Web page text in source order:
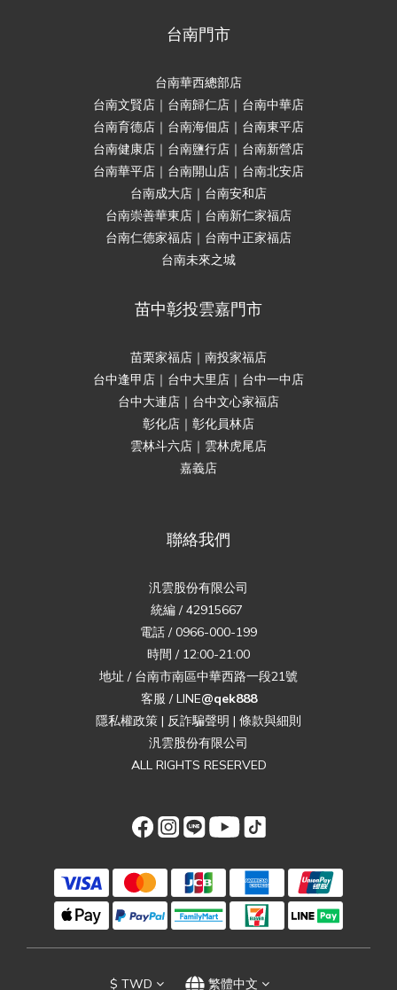
台南門市
台南華西總部店
台南文賢店｜台南歸仁店｜台南中華店
台南育德店｜台南海佃店｜台南東平店
台南健康店｜台南鹽行店｜台南新營店
台南華平店｜台南開山店｜台南北安店
台南成大店｜台南安和店
台南崇善華東店｜台南新仁家福店
台南仁德家福店｜台南中正家福店
台南未來之城
苗中彰投雲嘉門市
苗栗家福店｜南投家福店
台中逢甲店｜台中大里店｜台中一中店
台中大連店｜台中文心家福店
彰化店｜彰化員林店
雲林斗六店｜雲林虎尾店
嘉義店
聯絡我們
汎雲股份有限公司
統編 / 42915667
電話 / 0966-000-199
時間 / 12:00-21:00
地址 / 台南市南區中華西路一段21號
客服 / LINE@qek888
隱私權政策 | 反詐騙聲明 | 條款與細則
汎雲股份有限公司
ALL RIGHTS RESERVED
$ TWD 繁體中文